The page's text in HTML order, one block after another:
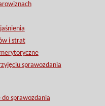
i strat
sprawozdania
sprawozdania